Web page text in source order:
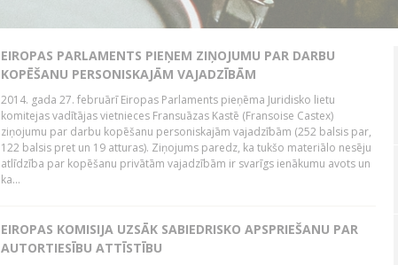
EIROPAS PARLAMENTS PIEŅEM ZIŅOJUMU PAR DARBU
KOPĒŠANU PERSONISKAJĀM VAJADZĪBĀM
2014. gada 27. februārī Eiropas Parlaments pieņēma Juridisko lietu
komitejas vadītājas vietnieces Fransuāzas Kastē (Fransoise Castex)
ziņojumu par darbu kopēšanu personiskajām vajadzībām (252 balsis par,
122 balsis pret un 19 atturas). Ziņojums paredz, ka tukšo materiālo nesēju
atlīdzība par kopēšanu privātām vajadzībām ir svarīgs ienākumu avots un
ka...
EIROPAS KOMISIJA UZSĀK SABIEDRISKO APSPRIEŠANU PAR
AUTORTIESĪBU ATTĪSTĪBU